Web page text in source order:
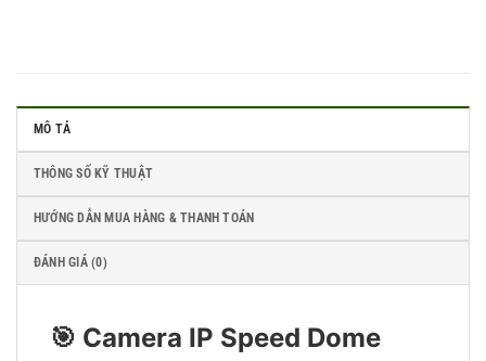
MÔ TẢ
THÔNG SỐ KỸ THUẬT
HƯỚNG DẪN MUA HÀNG & THANH TOÁN
ĐÁNH GIÁ (0)
🎯 Camera IP Speed Dome